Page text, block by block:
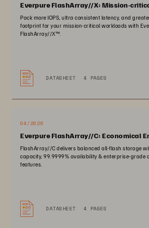
Everpure FlashArray//X: Mission-
Pack more IOPS, ultra consistent latency, and
footprint for your mission-critical workloads with
FlashArray//X™️.
DATASHEET 4 PAGES
04/2026
Everpure FlashArray//C: Economical
FlashArray//C delivers balanced all-flash storage
capacity, 99.9999% availability & enterprise-grade
features.
DATASHEET 4 PAGES